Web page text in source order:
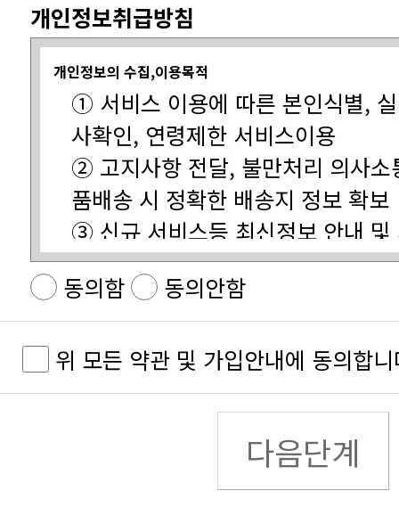
제2조(정의)
합니다.
합니다.
할 수 있는 자를 말합니다.
개인정보취급방침
개인정보의 수집,이용목적
사확인, 연령제한 서비스이용
품배송 시 정확한 배송지 정보 확보
제공을 위한 자료
④ 유료정보 이용에 대한 요금결제
⑤ 불량회원 부정이용 방지 및 비인
⑥ 기타 원활한 양질의 서비스 제공
수집하는 개인정보의 항목
동의함 동의안함
위 모든 약관 및 가입안내에 동의합
다음단계